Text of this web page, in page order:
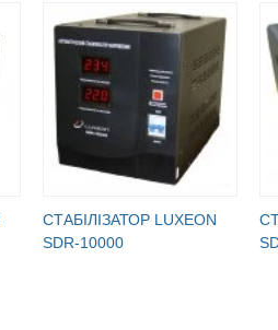
СТАБІЛІЗАТОР LUXEON
SDR-10000